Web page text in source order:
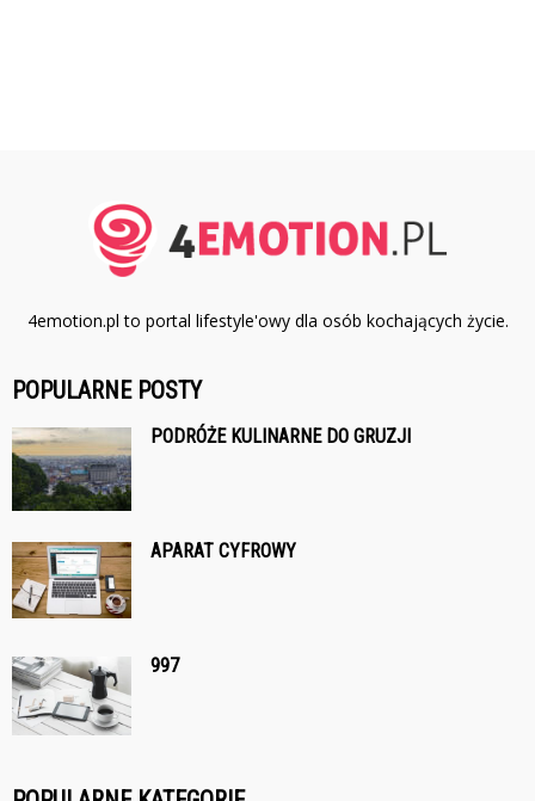
4emotion.pl to portal lifestyle'owy dla osób kochających życie.
POPULARNE POSTY
PODRÓŻE KULINARNE DO GRUZJI
APARAT CYFROWY
997